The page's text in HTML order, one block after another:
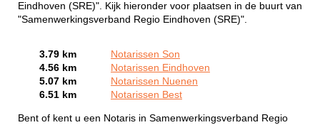
Eindhoven (SRE)". Kijk hieronder voor plaatsen in de buurt van
"Samenwerkingsverband Regio Eindhoven (SRE)".
3.79 km
Notarissen Son
4.56 km
Notarissen Eindhoven
5.07 km
Notarissen Nuenen
6.51 km
Notarissen Best
Bent of kent u een Notaris in Samenwerkingsverband Regio